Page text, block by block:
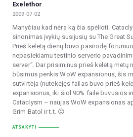
Exelethor
2009-07-02
Manyčiau kad nėra ką čia spėlioti.
sinonimas įvykių susijusių su The Great
Prieš keletą dienų buvo pasirodę
nepasiekiamu testinio serverio
server“. Dar prisiminus prieš keletą metų
būsimus penkis WoW expansionus, šis
sutvirtėja (nutekėjęs failas buvo prieš
expansionus, iki šiol 90% faile buvusios
Cataclysm – naujas WoW expansionas
Grim Batol ir t.t. 😛
ATSAKYTI